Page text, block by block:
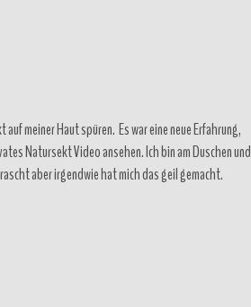
meiner Haut spüren. Es war eine neue Erfahrung,
Natursekt Video ansehen. Ich bin am Duschen und
aber irgendwie hat mich das geil gemacht.